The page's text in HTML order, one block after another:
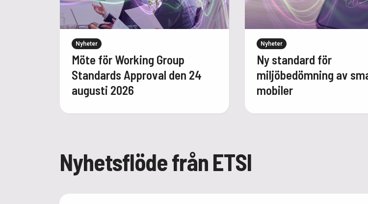
Nyheter
Möte för Working Group
Standards Approval den 24
augusti 2026
Nyheter
Ny standard för
miljöbedömning av
mobiler
Nyhetsflöde från ETSI